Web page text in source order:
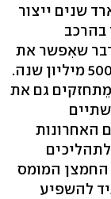
לפני כ־2.4 מיליארד שנים ייצור
בהרכב
דבר שאִפשר את
מעבר החיים מהים אל היבשה לפני כ־500 מיליון שנה.
גם את
האחרונות
החמצן המומס
להשפיע